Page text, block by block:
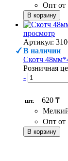
Опт от
В корзину
просмотр
Артикул:
В наличии
Скотч
Розничная
-
шт.
620 ₸
Опт от
В корзину